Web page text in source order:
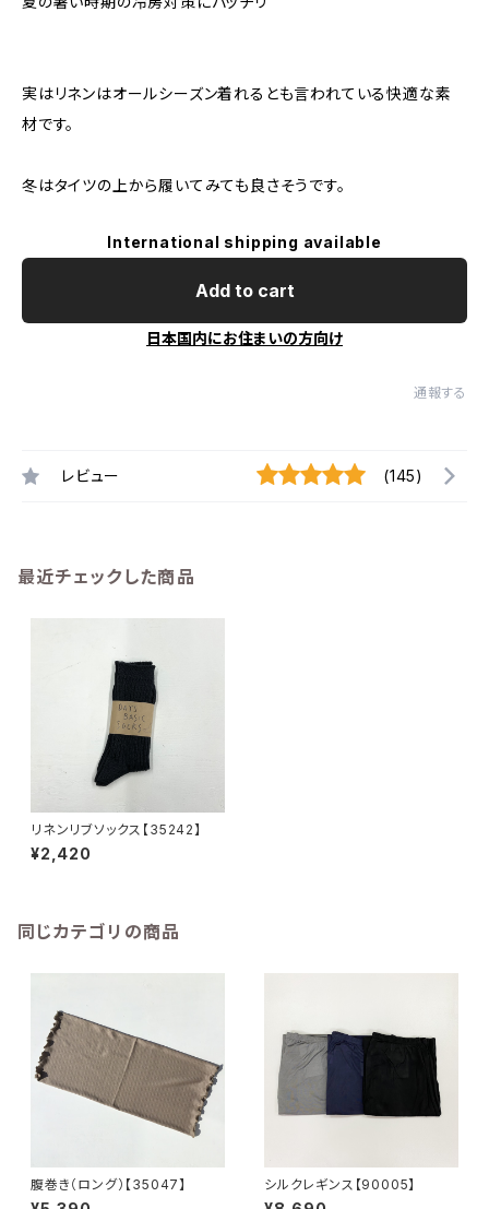
実はリネンはオールシーズン着れるとも言われている快適な素
材です。
冬はタイツの上から履いてみても良さそうです。
International shipping available
Add to cart
日本国内にお住まいの方向け
通報する
レビュー (145)
最近チェックした商品
リネンリブソックス【35242】
¥2,420
同じカテゴリの商品
腹巻き（ロング）【35047】 シルクレギンス【90005】